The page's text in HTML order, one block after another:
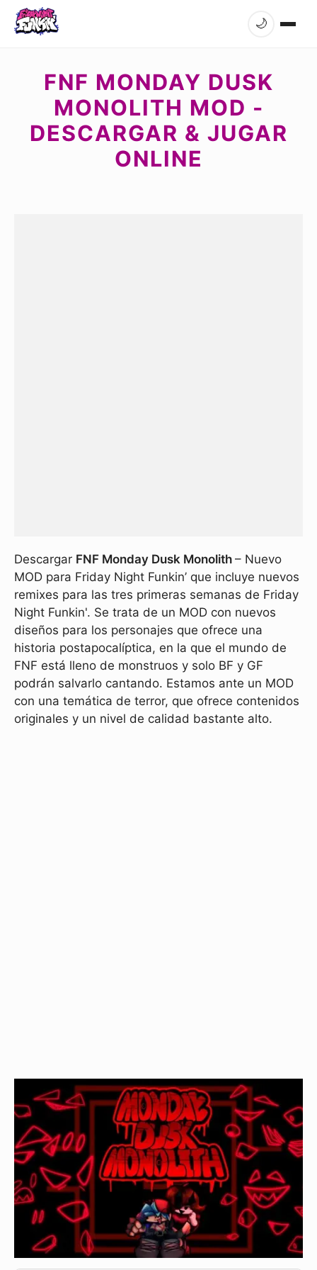
🌙
FNF MONDAY DUSK
MONOLITH MOD -
DESCARGAR & JUGAR
ONLINE
Descargar FNF Monday Dusk Monolith – Nuevo
MOD para Friday Night Funkin’ que incluye nuevos
remixes para las tres primeras semanas de Friday
Night Funkin'. Se trata de un MOD con nuevos
diseños para los personajes que ofrece una
historia postapocalíptica, en la que el mundo de
FNF está lleno de monstruos y solo BF y GF
podrán salvarlo cantando. Estamos ante un MOD
con una temática de terror, que ofrece contenidos
originales y un nivel de calidad bastante alto.